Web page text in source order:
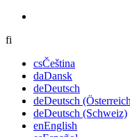
fi
csČeština
daDansk
deDeutsch
deDeutsch
deDeutsch (Schweiz)
enEnglish